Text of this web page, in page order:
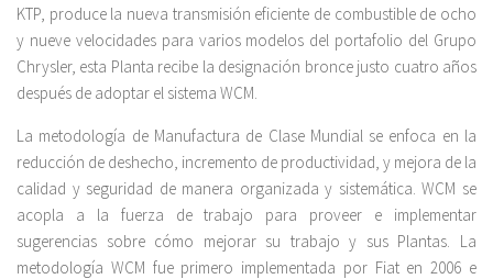
KTP, produce la nueva transmisión eficiente de combustible de ocho
y nueve velocidades para varios modelos del portafolio del Grupo
Chrysler, esta Planta recibe la designación bronce justo cuatro años
después de adoptar el sistema WCM.
La metodología de Manufactura de Clase Mundial se enfoca en la
reducción de deshecho, incremento de productividad, y mejora de la
calidad y seguridad de manera organizada y sistemática. WCM se
acopla a la fuerza de trabajo para proveer e implementar
sugerencias sobre cómo mejorar su trabajo y sus Plantas. La
metodología WCM fue primero implementada por Fiat en 2006 e